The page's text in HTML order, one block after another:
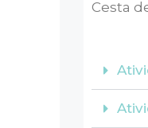
Cesta